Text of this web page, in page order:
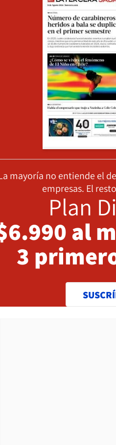
mayoría no entiende el
empresas. El
Plan
al
3